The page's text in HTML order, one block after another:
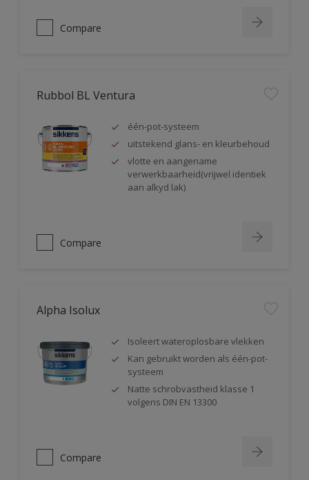
Compare
Rubbol BL Ventura
één-pot-systeem
uitstekend glans- en kleurbehoud
vlotte en aangename
verwerkbaarheid(vrijwel identiek
aan alkyd lak)
Compare
Alpha Isolux
Isoleert wateroplosbare vlekken
Kan gebruikt worden als één-pot-
systeem
Natte schrobvastheid klasse 1
volgens DIN EN 13300
Compare